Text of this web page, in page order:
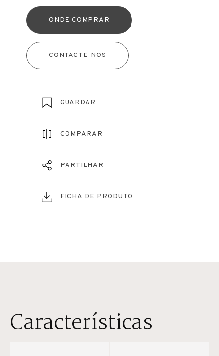
ONDE COMPRAR
CONTACTE-NOS
GUARDAR
COMPARAR
PARTILHAR
FICHA DE PRODUTO
Características